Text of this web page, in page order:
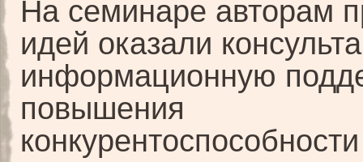
На семинаре авторам
идей оказали
информационную
повышения